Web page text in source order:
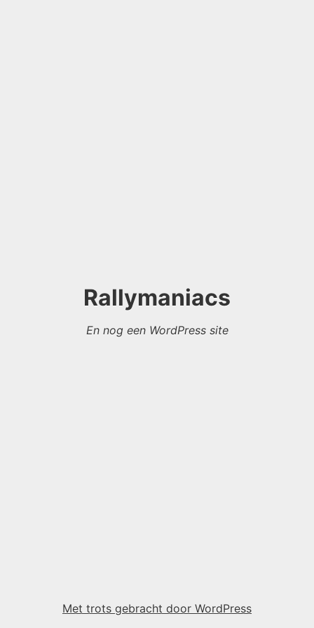
Rallymaniacs
En nog een WordPress site
Met trots gebracht door WordPress